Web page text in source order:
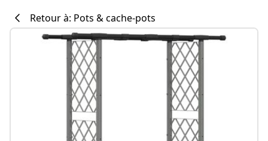
Retour à: Pots & cache-pots